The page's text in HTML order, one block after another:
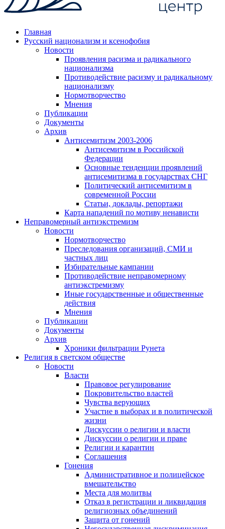
Главная
Русский национализм и ксенофобия
Новости
Проявления расизма и радикального
национализма
Противодействие расизму и радикальному
национализму
Нормотворчество
Мнения
Публикации
Документы
Архив
Антисемитизм 2003-2006
Антисемитизм в Российской
Федерации
Основные тенденции проявлений
антисемитизма в государствах СНГ
Политический антисемитизм в
современной России
Статьи, доклады, репортажи
Карта нападений по мотиву ненависти
Неправомерный антиэкстремизм
Новости
Нормотворчество
Преследования организаций, СМИ и
частных лиц
Избирательные кампании
Противодействие неправомерному
антиэкстремизму
Иные государственные и общественные
действия
Мнения
Публикации
Документы
Архив
Хроники фильтрации Рунета
Религия в светском обществе
Новости
Власти
Правовое регулирование
Покровительство властей
Чувства верующих
Участие в выборах и в политической
жизни
Дискуссии о религии и власти
Дискуссии о религии и праве
Религии и карантин
Соглашения
Гонения
Административное и полицейское
вмешательство
Места для молитвы
Отказ в регистрации и ликвидация
религиозных объединений
Защита от гонений